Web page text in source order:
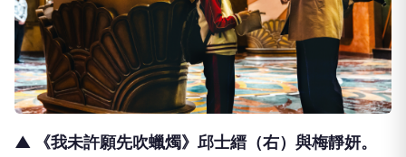
▲ 《我未許願先吹蠟燭》邱士縉（右）與梅靜妍。